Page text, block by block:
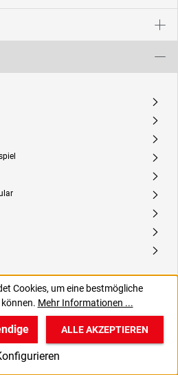
A
A
A
A
A
A
A
A
A
widerrufen
Cookies, um eine bestmögliche
Mehr Informationen ...
ALLE AKZEPTIEREN
v
Produkte
B